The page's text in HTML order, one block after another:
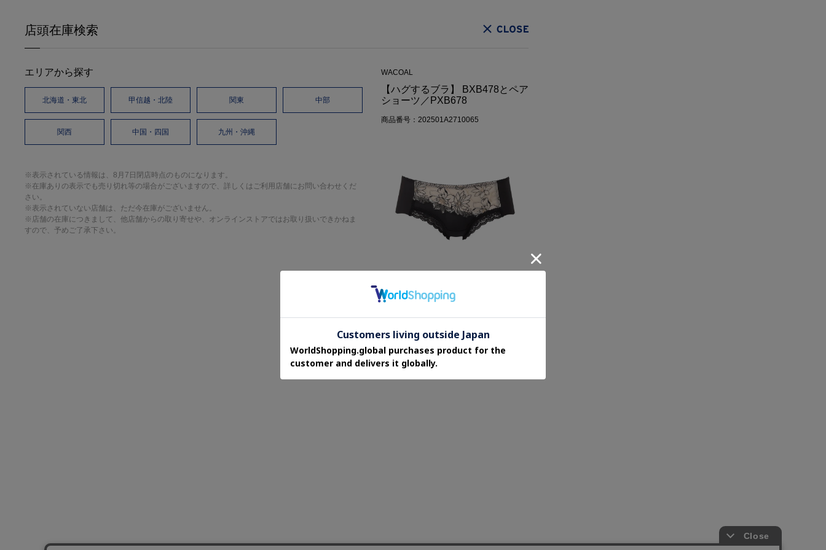
店頭在庫検索
エリアから探す
北海道・東北 甲信越・北陸 関東 中部
関西 中国・四国 九州・沖縄
※表示されている情報は、8月7日閉店時点のものになります。
※在庫ありの表示でも売り切れ等の場合がございますので、詳しくはご利用店舗にお問い合わせくだ
さい。
※表示されていない店舗は、ただ今在庫がございません。
※店舗の在庫につきまして、他店舗からの取り寄せや、オンラインストアではお取り扱いできかねま
すので、予めご了承下さい。
WACOAL
【ハグするブラ】 BXB478とペア
ショーツ／PXB678
商品番号：202501A2710065